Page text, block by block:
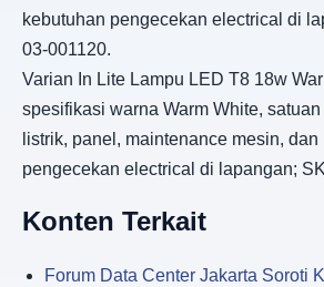
kebutuhan pengecekan electrical di
03-001120.
Varian In Lite Lampu LED T8 18w
spesifikasi warna Warm White,
listrik, panel, maintenance mesin, dan
pengecekan electrical di lapangan;
Konten Terkait
Forum Data Center Jakarta Soroti